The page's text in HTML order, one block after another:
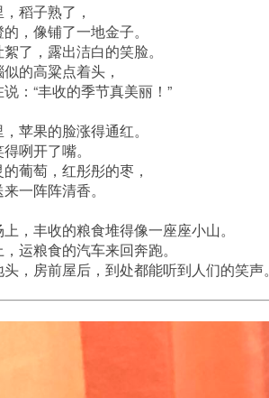
稻子熟了，
，像铺了一地金子。
了，露出洁白的笑脸。
的高粱点着头，
：“丰收的季节真美丽！”
苹果的脸涨得通红。
咧开了嘴。
葡萄，红彤彤的枣，
一阵阵清香。
，丰收的粮食堆得像一座座小山。
运粮食的汽车来回奔跑。
，房前屋后，到处都能听到人们的笑声。